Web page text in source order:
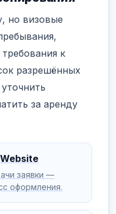
но визовые
к
разрешённых
за аренду
заявки —
оформления.